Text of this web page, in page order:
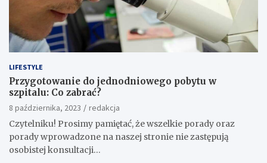
LIFESTYLE
Przygotowanie do jednodniowego pobytu w
szpitalu: Co zabrać?
8 października, 2023
redakcja
Czytelniku! Prosimy pamiętać, że wszelkie porady oraz
porady wprowadzone na naszej stronie nie zastępują
osobistej konsultacji…